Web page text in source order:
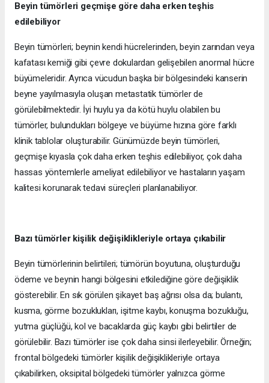
Beyin tümörleri geçmişe göre daha erken teşhis
edilebiliyor
Beyin tümörleri; beynin kendi hücrelerinden, beyin zarından veya
kafatası kemiği gibi çevre dokulardan gelişebilen anormal hücre
büyümeleridir. Ayrıca vücudun başka bir bölgesindeki kanserin
beyne yayılmasıyla oluşan metastatik tümörler de
görülebilmektedir. İyi huylu ya da kötü huylu olabilen bu
tümörler, bulundukları bölgeye ve büyüme hızına göre farklı
klinik tablolar oluşturabilir. Günümüzde beyin tümörleri,
geçmişe kıyasla çok daha erken teşhis edilebiliyor, çok daha
hassas yöntemlerle ameliyat edilebiliyor ve hastaların yaşam
kalitesi korunarak tedavi süreçleri planlanabiliyor.
Bazı tümörler kişilik değişiklikleriyle ortaya çıkabilir
Beyin tümörlerinin belirtileri; tümörün boyutuna, oluşturduğu
ödeme ve beynin hangi bölgesini etkilediğine göre değişiklik
gösterebilir. En sık görülen şikayet baş ağrısı olsa da; bulantı,
kusma, görme bozuklukları, işitme kaybı, konuşma bozukluğu,
yutma güçlüğü, kol ve bacaklarda güç kaybı gibi belirtiler de
görülebilir. Bazı tümörler ise çok daha sinsi ilerleyebilir. Örneğin;
frontal bölgedeki tümörler kişilik değişiklikleriyle ortaya
çıkabilirken, oksipital bölgedeki tümörler yalnızca görme